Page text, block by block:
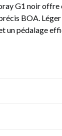
G1 noir
BOA.
un pédalage